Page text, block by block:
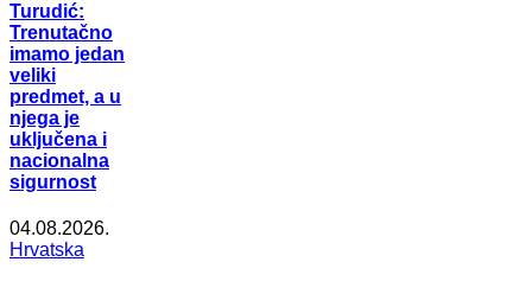
Turudić:
Trenutačno
imamo jedan
veliki
predmet, a u
njega je
uključena i
nacionalna
sigurnost
04.08.2026.
Hrvatska